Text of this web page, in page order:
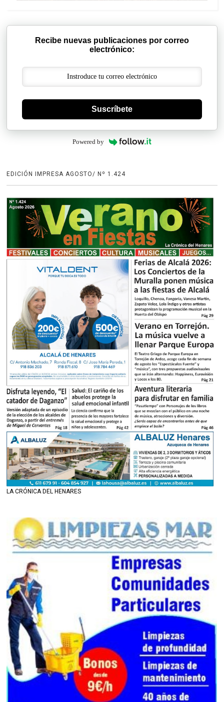
Recibe nuevas publicaciones por correo
electrónico:
Suscríbete
Powered by
EDICIÓN IMPRESA AGOSTO/ Nº 1.424
LA CRÓNICA DEL HENARES